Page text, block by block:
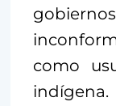
como